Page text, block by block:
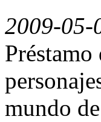
2009-05-
Préstamo
mundo